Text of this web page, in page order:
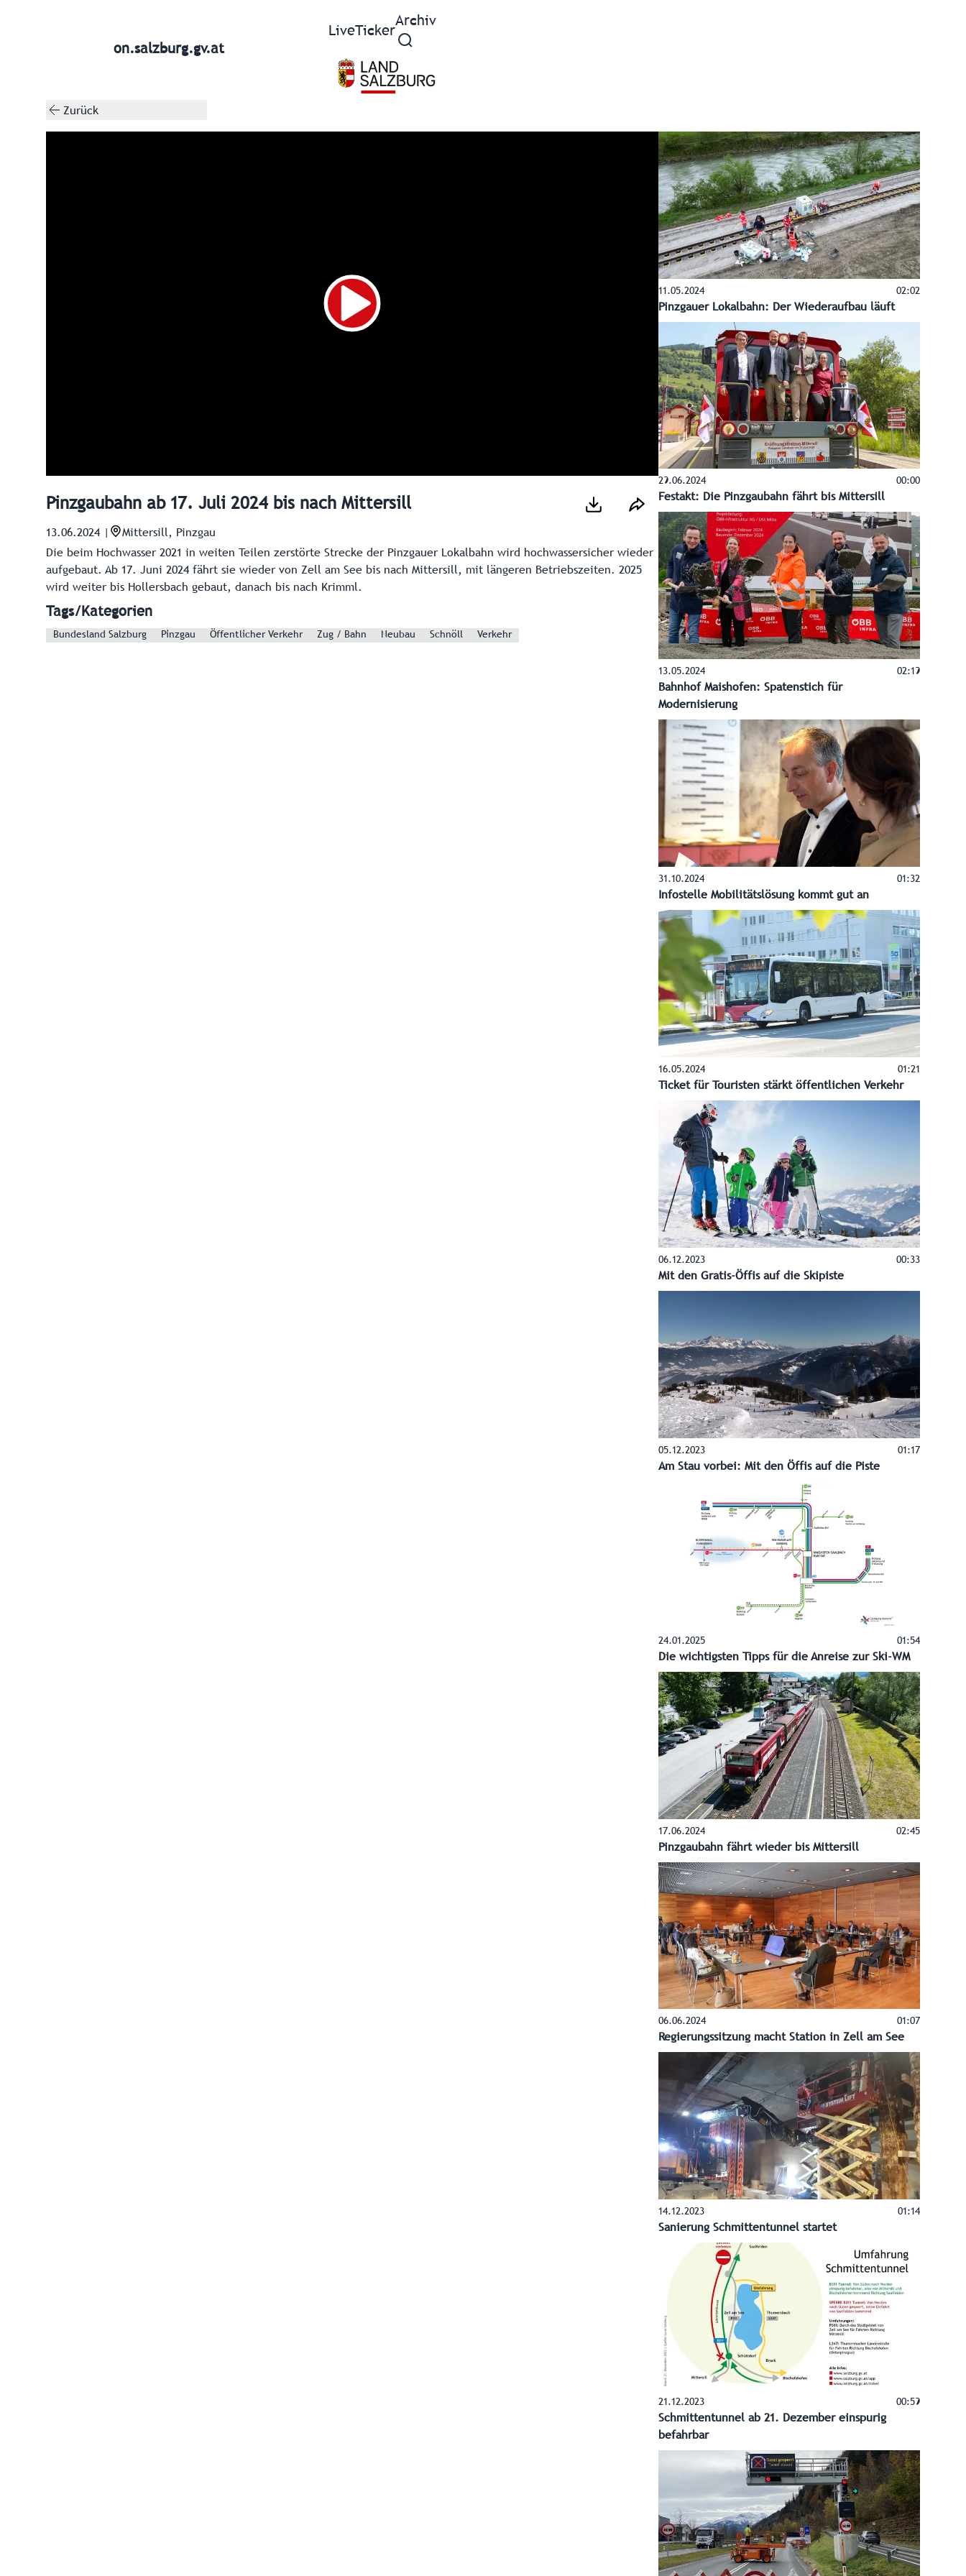
on.salzburg.gv.at
LiveTicker
Archiv
Zurück
Pinzgaubahn ab 17. Juli 2024 bis nach Mittersill
13.06.2024
Mittersill, Pinzgau
Die beim Hochwasser 2021 in weiten Teilen zerstörte Strecke der Pinzgauer Lokalbahn wird hochwassersicher wieder
aufgebaut. Ab 17. Juni 2024 fährt sie wieder von Zell am See bis nach Mittersill, mit längeren Betriebszeiten. 2025
wird weiter bis Hollersbach gebaut, danach bis nach Krimml.
Tags/Kategorien
Bundesland Salzburg Pinzgau Öffentlicher Verkehr Zug / Bahn Neubau Schnöll Verkehr
11.05.2024 02:02
Pinzgauer Lokalbahn: Der Wiederaufbau läuft
29.06.2024 00:00
Festakt: Die Pinzgaubahn fährt bis Mittersill
13.05.2024 02:19
Bahnhof Maishofen: Spatenstich für
Modernisierung
31.10.2024 01:32
Infostelle Mobilitätslösung kommt gut an
16.05.2024 01:21
Ticket für Touristen stärkt öffentlichen Verkehr
06.12.2023 00:33
Mit den Gratis-Öffis auf die Skipiste
05.12.2023 01:17
Am Stau vorbei: Mit den Öffis auf die Piste
24.01.2025 01:54
Die wichtigsten Tipps für die Anreise zur Ski-WM
17.06.2024 02:45
Pinzgaubahn fährt wieder bis Mittersill
06.06.2024 01:07
Regierungssitzung macht Station in Zell am See
14.12.2023 01:14
Sanierung Schmittentunnel startet
21.12.2023 00:59
Schmittentunnel ab 21. Dezember einspurig
befahrbar